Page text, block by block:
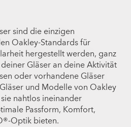
sind die einzigen
Oakley-Standards für
hergestellt werden, ganz
Gläser an deine Aktivität
oder vorhandene Gläser
und Modelle von Oakley
nahtlos ineinander
Passform, Komfort,
Optik bieten.